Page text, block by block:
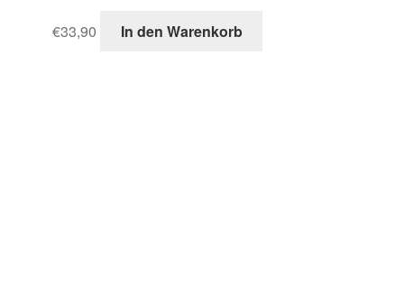
€33,90 In den Warenkorb